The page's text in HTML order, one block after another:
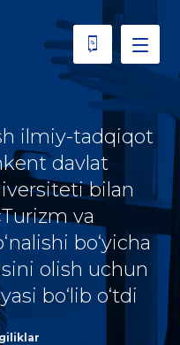
ilmiy-tadqiqot
davlat
bilan
va
bo‘yicha
olish uchun
bo‘lib o‘tdi